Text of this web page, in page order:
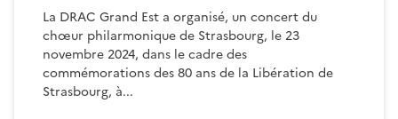
La DRAC Grand Est a organisé, un concert du
chœur philarmonique de Strasbourg, le 23
novembre 2024, dans le cadre des
commémorations des 80 ans de la Libération de
Strasbourg, à...